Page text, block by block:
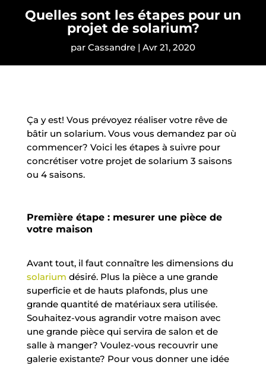
Quelles sont les étapes pour un
projet de solarium?
par Cassandre | Avr 21, 2020
Ça y est! Vous prévoyez réaliser votre rêve de
bâtir un solarium. Vous vous demandez par où
commencer? Voici les étapes à suivre pour
concrétiser votre projet de solarium 3 saisons
ou 4 saisons.
Première étape : mesurer une pièce de
votre maison
Avant tout, il faut connaître les dimensions du
solarium désiré. Plus la pièce a une grande
superficie et de hauts plafonds, plus une
grande quantité de matériaux sera utilisée.
Souhaitez-vous agrandir votre maison avec
une grande pièce qui servira de salon et de
salle à manger? Voulez-vous recouvrir une
galerie existante? Pour vous donner une idée